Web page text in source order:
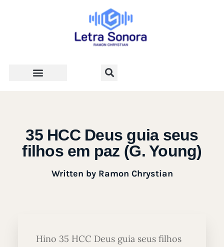
35 HCC Deus guia seus
filhos em paz (G. Young)
Written byRamon Chrystian
Hino 35 HCC Deus guia seus filhos